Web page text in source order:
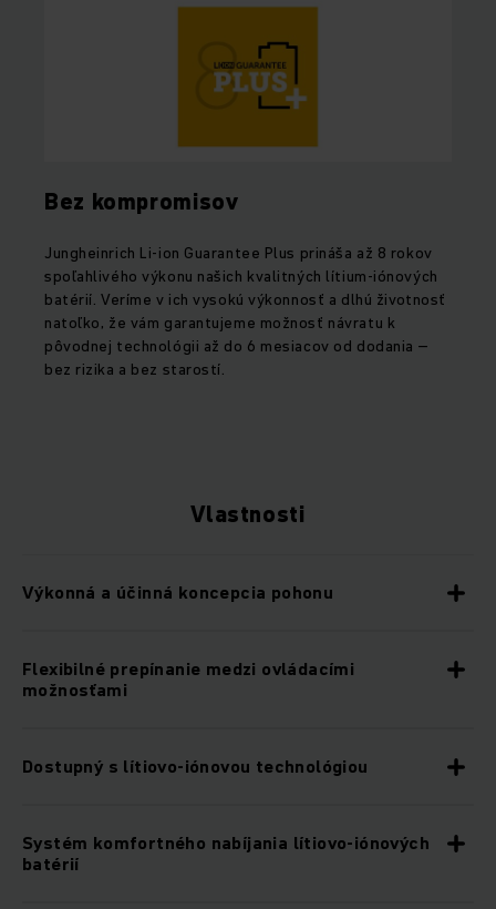
Bez kompromisov
Jungheinrich Li-ion Guarantee Plus prináša až 8 rokov
spoľahlivého výkonu našich kvalitných lítium-iónových
batérií. Veríme v ich vysokú výkonnosť a dlhú životnosť
natoľko, že vám garantujeme možnosť návratu k
pôvodnej technológii až do 6 mesiacov od dodania –
bez rizika a bez starostí.
Vlastnosti
Výkonná a účinná koncepcia pohonu
Flexibilné prepínanie medzi ovládacími
možnosťami
Dostupný s lítiovo-iónovou technológiou
Systém komfortného nabíjania lítiovo-iónových
batérií